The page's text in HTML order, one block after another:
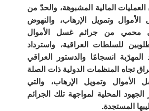
المالية المشبوهة، والحدّ من
وتمويل الإرهاب، والنهوض
محمي من جرائم غسل الأموال
للسلطات العراقية، واسترداد
المهرّبة انسجامًا والدستور العراقي
تجاه المنظمات الدولية ذات الصلة
الأموال وتمويل الإرهاب، والتي
المحلية لمواجهة تلك الجرائم
المستجدة.